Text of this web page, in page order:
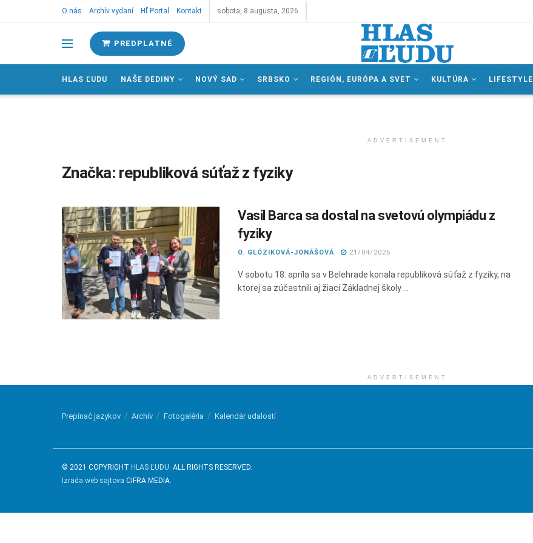
O nás Archív vydaní Hľ Portal Kontakt sobota, 8 augusta, 2026
PREDPLATNÉ
HLAS ĽUDU NAŠE DEDINY NOVÝ SAD SRBSKO REGIÓN, EURÓPA A SVET KULTÚRA LIFESTYLE
ADVERTISEMENT
Značka: republiková súťaž z fyziky
Vasil Barca sa dostal na svetovú olympiádu z
fyziky
O. GLÓZIKOVÁ-JONÁŠOVÁ 21/04/2026
V sobotu 18. apríla sa v Belehrade konala republiková súťaž z fyziky, na
ktorej sa zúčastnili aj žiaci Základnej školy ...
ADVERTISEMENT
Prepínač jazykov Archív Fotogaléria Kalendár udalostí
© 2021 COPYRIGHT HLAS ĽUDU. ALL RIGHTS RESERVED.
Izrada web sajtova CIFRA MEDIA.